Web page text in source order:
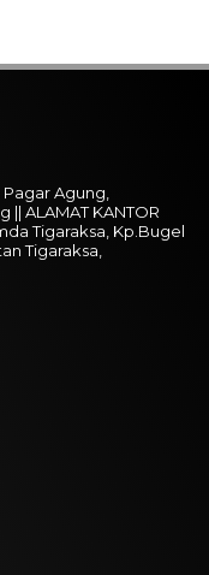
Agung,
ALAMAT KANTOR
Tigaraksa, Kp.Bugel
Tigaraksa,